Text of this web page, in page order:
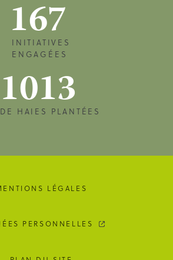
167
INITIATIVES
ENGAGÉES
1013
HAIES PLANTÉES
LÉGALES
PERSONNELLES